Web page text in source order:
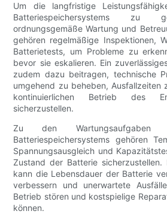
Um die langfristige
Batteriespeichersystems zu
ordnungsgemäße Wartung und
gehören regelmäßige Inspektionen,
Batterietests, um Probleme zu
bevor sie eskalieren. Ein
zudem dazu beitragen, technische
umgehend zu beheben, Ausfallzeiten
kontinuierlichen Betrieb des
sicherzustellen.
Zu den Wartungsaufgaben
Batteriespeichersystems gehören
Spannungsausgleich und
Zustand der Batterie sicherzustellen.
kann die Lebensdauer der Batterie
verbessern und unerwartete
Betrieb stören und kostspielige
können.